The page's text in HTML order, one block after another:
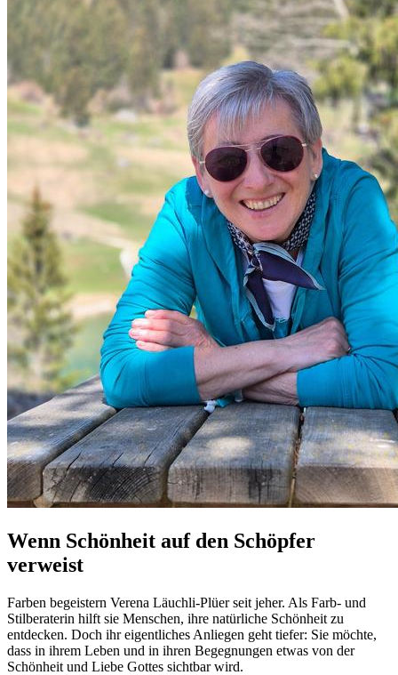
Wenn Schönheit auf den Schöpfer
verweist
Farben begeistern Verena Läuchli-Plüer seit jeher. Als Farb- und
Stilberaterin hilft sie Menschen, ihre natürliche Schönheit zu
entdecken. Doch ihr eigentliches Anliegen geht tiefer: Sie möchte,
dass in ihrem Leben und in ihren Begegnungen etwas von der
Schönheit und Liebe Gottes sichtbar wird.